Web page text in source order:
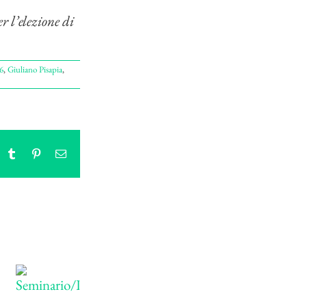
l’elezione di
,Giuliano Pisapia,
TumblrPinterestEmail